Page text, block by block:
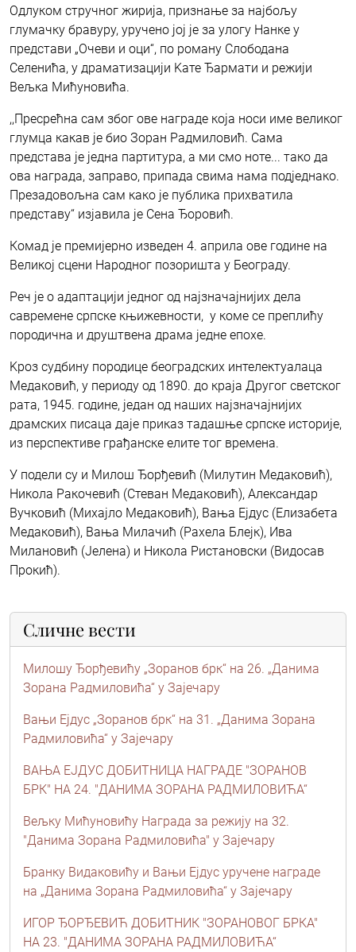
Одлуком стручног жирија, признање за најбољу
глумачку бравуру, уручено јој је за улогу Нанке у
представи „Очеви и оци“, по роману Слободана
Селенића, у драматизацији Kате Ђармати и режији
Вељка Мићуновића.
,,Пресрећна сам због ове награде која носи име великог
глумца какав је био Зоран Радмиловић. Сама
представа је једна партитура, а ми смо ноте... тако да
ова награда, заправо, припада свима нама подједнако.
Презадовољна сам како је публика прихватила
представу“ изјавила је Сена Ђоровић.
Комад је премијерно изведен 4. априла ове године на
Великој сцени Народног позоришта у Београду.
Реч је о адаптацији једног од најзначајнијих дела
савремене српске књижевности, у коме се преплићу
породична и друштвена драма једне епохе.
Kроз судбину породице београдских интелектуалаца
Медаковић, у периоду од 1890. до краја Другог светског
рата, 1945. године, један од наших најзначајнијих
драмских писаца даје приказ тадашње српске историје,
из перспективе грађанске елите тог времена.
У подели су и Милош Ђорђевић (Милутин Медаковић),
Никола Ракочевић (Стеван Медаковић), Александар
Вучковић (Михајло Медаковић), Вања Ејдус (Елизабета
Медаковић), Вања Милачић (Рахела Блејк), Ива
Милановић (Јелена) и Никола Ристановски (Видосав
Прокић).
Сличне вести
Милошу Ђорђевићу „Зоранов брк“ на 26. „Данима
Зорана Радмиловића“ у Зајечару
Вањи Ејдус „Зоранов брк“ на 31. „Данима Зорана
Радмиловића“ у Зајечару
ВАЊА ЕЈДУС ДОБИТНИЦА НАГРАДЕ "ЗОРАНОВ
БРК" НА 24. "ДАНИМА ЗОРАНА РАДМИЛОВИЋА“
Вељку Мићуновићу Награда за режију на 32.
"Данима Зорана Радмиловића" у Зајечару
Бранку Видаковићу и Вањи Ејдус уручене награде
на „Данима Зорана Радмиловића“ у Зајечару
ИГОР ЂОРЂЕВИЋ ДОБИТНИК "ЗОРАНОВОГ БРКА"
НА 23. "ДАНИМА ЗОРАНА РАДМИЛОВИЋА“